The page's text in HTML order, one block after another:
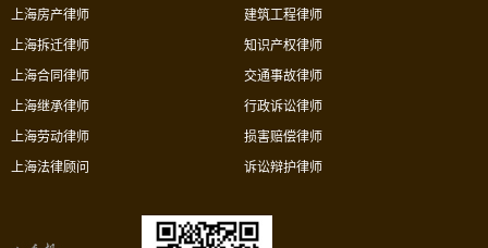
上海房产律师
上海拆迁律师
建筑工程律师
知识产权律师
上海合同律师
上海继承律师
上海劳动律师
上海法律顾问
交通事故律师
行政诉讼律师
损害赔偿律师
诉讼辩护律师